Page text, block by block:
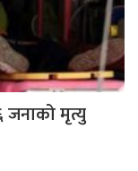
जनाको मृत्यु